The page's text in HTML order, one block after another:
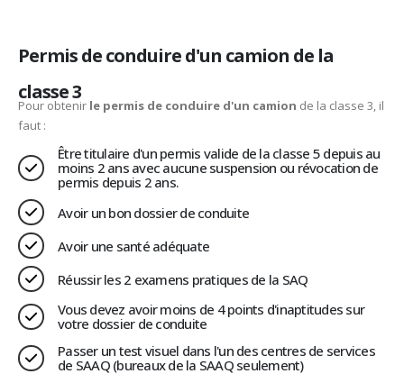
Permis de conduire d'un camion de la
classe 3
Pour obtenir le permis de conduire d'un camion de la classe 3, il
faut :
Être titulaire d'un permis valide de la classe 5 depuis au
moins 2 ans avec aucune suspension ou révocation de
permis depuis 2 ans.
Avoir un bon dossier de conduite
Avoir une santé adéquate
Réussir les 2 examens pratiques de la SAQ
Vous devez avoir moins de 4 points d'inaptitudes sur
votre dossier de conduite
Passer un test visuel dans l'un des centres de services
de SAAQ (bureaux de la SAAQ seulement)